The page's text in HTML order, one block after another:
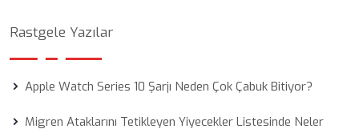
Rastgele Yazılar
Apple Watch Series 10 Şarjı Neden Çok Çabuk Bitiyor?
Migren Ataklarını Tetikleyen Yiyecekler Listesinde Neler